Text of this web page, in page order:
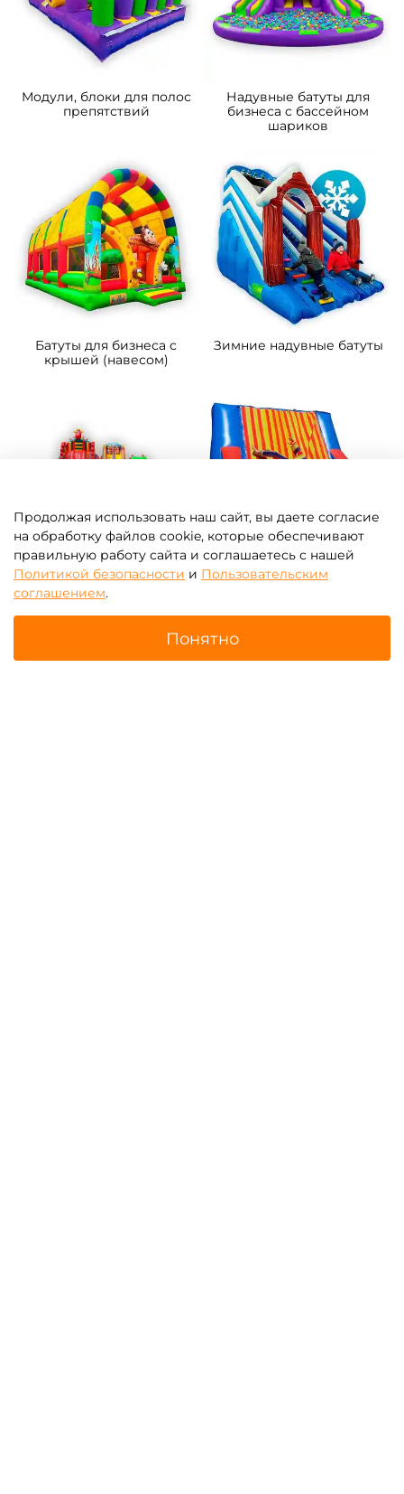
Модули, блоки для полос
препятствий
Надувные батуты для
бизнеса с бассейном
шариков
Батуты для бизнеса с
крышей (навесом)
Зимние надувные батуты
Надувные парки
Батут-прилипала для
Продолжая использовать наш сайт, вы даете согласие
на обработку файлов cookie, которые обеспечивают
правильную работу сайта и соглашаетесь с нашей
Политикой безопасности и Пользовательским
соглашением.
Понятно